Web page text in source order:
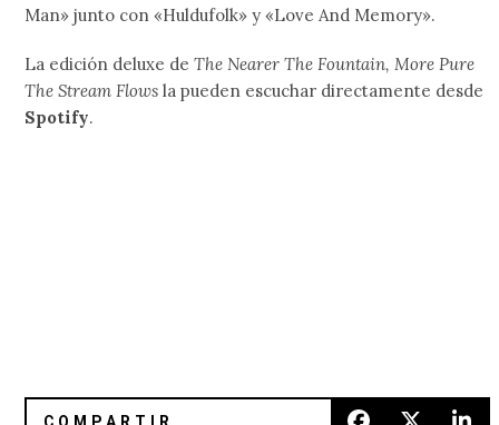
Man» junto con «Huldufolk» y «Love And Memory».
La edición deluxe deThe Nearer The Fountain, More Pure
The Stream Flowsla pueden escuchar directamente desde
Spotify.